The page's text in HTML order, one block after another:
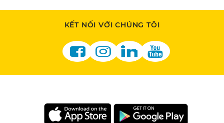
KẾT NỐI VỚI CHÚNG TÔI